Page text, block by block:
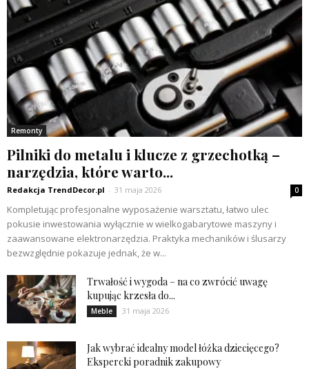
Remonty
Pilniki do metalu i klucze z grzechotką –
narzędzia, które warto...
Redakcja TrendDecor.pl - 31 maja 2026 0
Kompletując profesjonalne wyposażenie warsztatu, łatwo ulec
pokusie inwestowania wyłącznie w wielkogabarytowe maszyny i
zaawansowane elektronarzędzia. Praktyka mechaników i ślusarzy
bezwzględnie pokazuje jednak, że w...
Trwałość i wygoda – na co zwrócić uwagę
kupując krzesła do...
Meble 31 maja 2026
Jak wybrać idealny model łóżka dziecięcego?
Ekspercki poradnik zakupowy